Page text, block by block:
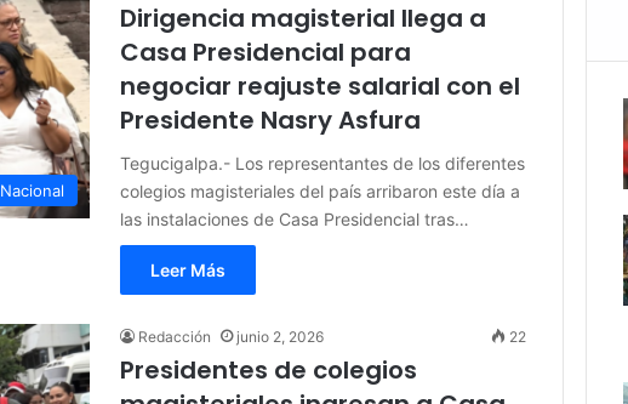
Nacional
Dirigencia magisterial llega a
Casa Presidencial para
negociar reajuste salarial con el
Presidente Nasry Asfura
Tegucigalpa.- Los representantes de los diferentes
colegios magisteriales del país arribaron este día a
las instalaciones de Casa Presidencial tras…
Leer Más
Redacción junio 2, 2026 22
Presidentes de colegios